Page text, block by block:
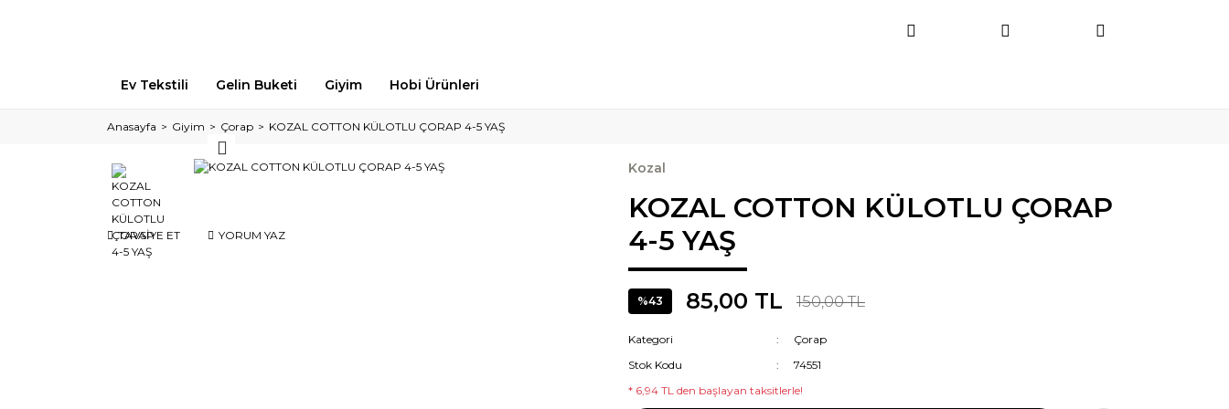
Ev Tekstili Gelin Buketi Giyim Hobi Ürünleri
Anasayfa Giyim Çorap KOZAL COTTON KÜLOTLU ÇORAP 4-5 YAŞ
TAVSİYE ET YORUM YAZ
Kozal
KOZAL COTTON KÜLOTLU ÇORAP
4-5 YAŞ
%43 85,00 TL 150,00 TL
Kategori
Çorap
Stok Kodu
74551
* 6,94 TL den başlayan taksitlerle!